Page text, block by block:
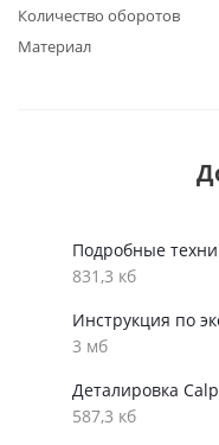
Количество оборотов
Материал
Подробные
831,3 кб
Инструкция по
3 мб
Деталировка
587,3 кб